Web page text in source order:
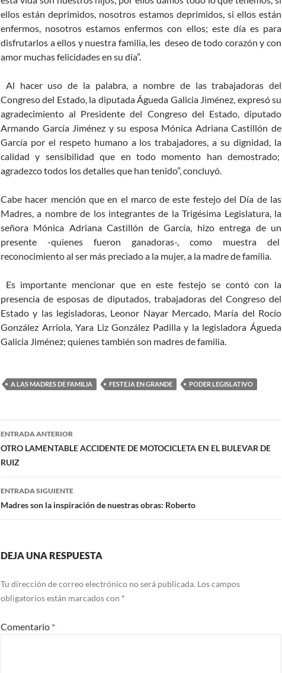
ellos están deprimidos, nosotros estamos deprimidos, si ellos están
enfermos, nosotros estamos enfermos con ellos; este día es para
disfrutarlos a ellos y nuestra familia, les deseo de todo corazón y con
amor muchas felicidades en su día”.
Al hacer uso de la palabra, a nombre de las trabajadoras del
Congreso del Estado, la diputada Águeda Galicia Jiménez, expresó su
agradecimiento al Presidente del Congreso del Estado, diputado
Armando García Jiménez y su esposa Mónica Adriana Castillón de
García por el respeto humano a los trabajadores, a su dignidad, la
calidad y sensibilidad que en todo momento han demostrado;
agradezco todos los detalles que han tenido”, concluyó.
Cabe hacer mención que en el marco de este festejo del Día de las
Madres, a nombre de los integrantes de la Trigésima Legislatura, la
señora Mónica Adriana Castillón de García, hizo entrega de un
presente -quienes fueron ganadoras-, como muestra del
reconocimiento al ser más preciado a la mujer, a la madre de familia.
Es importante mencionar que en este festejo se contó con la
presencia de esposas de diputados, trabajadoras del Congreso del
Estado y las legisladoras, Leonor Nayar Mercado, María del Rocío
González Arriola, Yara Liz González Padilla y la legisladora Águeda
Galicia Jiménez; quienes también son madres de familia.
A LAS MADRES DE FAMILIA FESTEJA EN GRANDE PODER LEGISLATIVO
Navegación
de
entradas
ENTRADA ANTERIOR
OTRO LAMENTABLE ACCIDENTE DE MOTOCICLETA EN EL BULEVAR DE
RUIZ
ENTRADA SIGUIENTE
Madres son la inspiración de nuestras obras: Roberto
DEJA UNA RESPUESTA
Tu dirección de correo electrónico no será publicada. Los campos
obligatorios están marcados con *
Comentario *